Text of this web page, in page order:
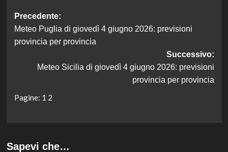
Navigazione
articolo
Precedente:
Meteo Puglia di giovedì 4 giugno 2026: previsioni
provincia per provincia
Successivo:
Meteo Sicilia di giovedì 4 giugno 2026: previsioni
provincia per provincia
Pagine: 1 2
Sapevi che…